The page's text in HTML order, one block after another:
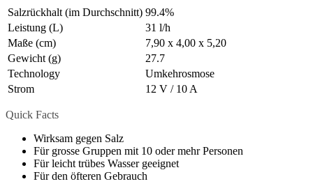
Salzrückhalt (im Durchschnitt) 99.4%
Leistung (L)
31 l/h
Maße (cm)
7,90 x 4,00 x 5,20
Gewicht (g)
27.7
Technology
Umkehrosmose
Strom
12 V / 10 A
Quick Facts
Wirksam gegen Salz
Für grosse Gruppen mit 10 oder mehr Personen
Für leicht trübes Wasser geeignet
Für den öfteren Gebrauch